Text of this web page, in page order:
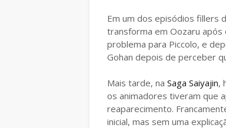
Em um dos episódios fillers
transforma em Oozaru após
problema para Piccolo, e
Gohan depois de perceber
Mais tarde, na Saga Saiyajin,
os animadores tiveram que
reaparecimento.
inicial, mas sem uma